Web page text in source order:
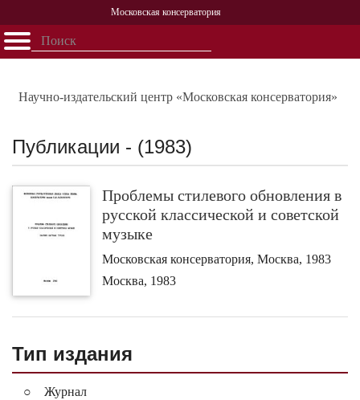
Московская консерватория
Открыть - закрыть
Научно-издательский центр «Московская консерватория»
Публикации - (1983)
Проблемы стилевого обновления в
русской классической и советской
музыке
Московская консерватория, Москва, 1983
Москва, 1983
Тип издания
Журнал